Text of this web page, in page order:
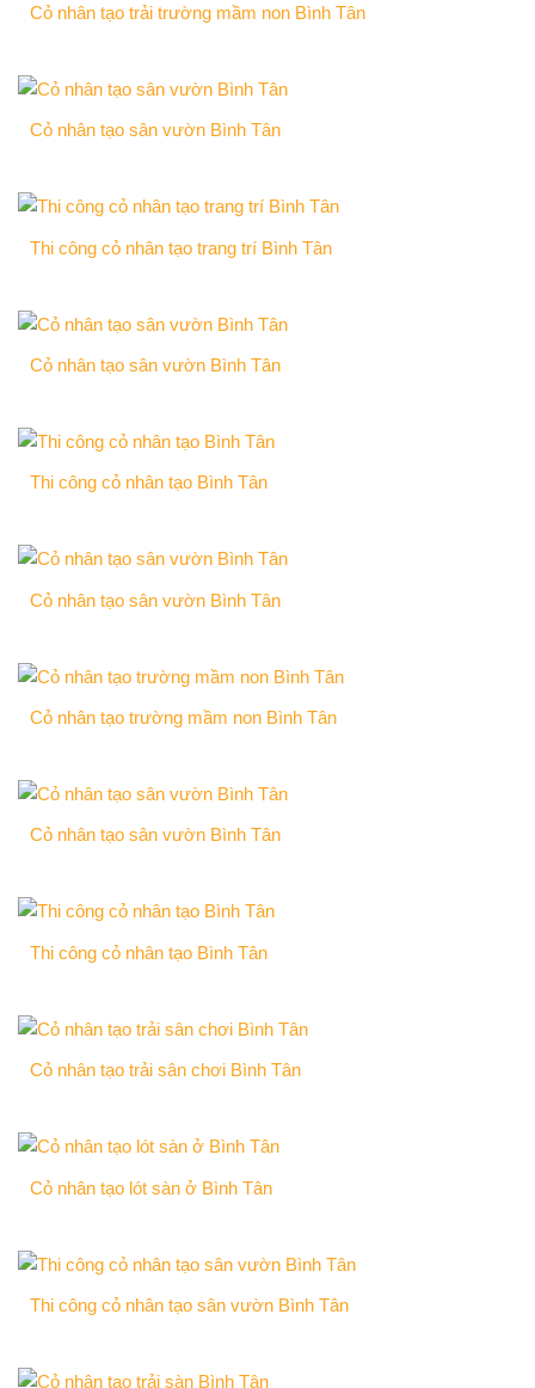
Cỏ nhân tạo trải trường mầm non Bình Tân
Cỏ nhân tạo sân vườn Bình Tân
Thi công cỏ nhân tạo trang trí Bình Tân
Cỏ nhân tạo sân vườn Bình Tân
Thi công cỏ nhân tạo Bình Tân
Cỏ nhân tạo sân vườn Bình Tân
Cỏ nhân tạo trường mầm non Bình Tân
Cỏ nhân tạo sân vườn Bình Tân
Thi công cỏ nhân tạo Bình Tân
Cỏ nhân tạo trải sân chơi Bình Tân
Cỏ nhân tạo lót sàn ở Bình Tân
Thi công cỏ nhân tạo sân vườn Bình Tân